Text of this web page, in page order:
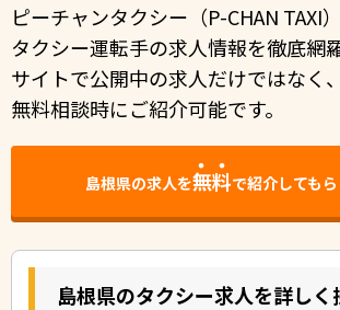
ピーチャンタクシー（P-CHAN TAXI
タクシー運転手の求人情報を徹底網
サイトで公開中の求⼈だけではなく
無料相談時にご紹介可能です。
島根県の求人を無料で紹介してもら
島根県のタクシー求人を詳しく